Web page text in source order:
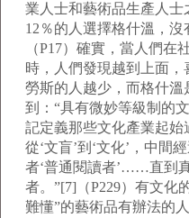
業人士和藝術品生產人士
12％的人選擇格什溫，
（P17）確實，當人們在
時，人們發現越到上面
勞斯的人越少，而格什
到：“具有微妙等級制的
記定義那些文化產業起
從‘文盲’到‘文化’，中間
者‘普通閱讀者’……直到
者。”[7]（P229）有文化
難懂”的藝術品有辦法的